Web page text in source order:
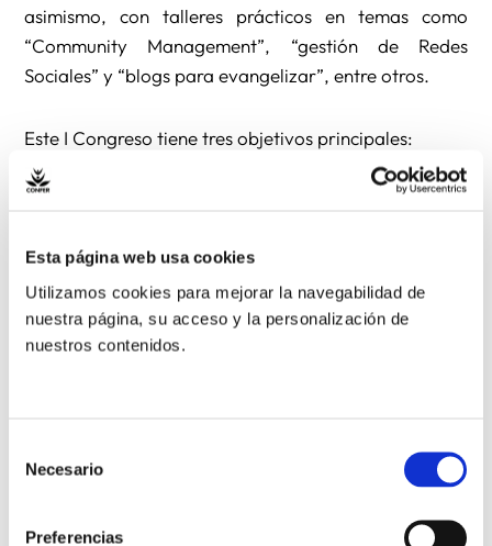
Esta página web usa cookies
Utilizamos cookies para mejorar la navegabilidad de
nuestra página, su acceso y la personalización de
nuestros contenidos.
Necesario
Preferencias
asimismo, con talleres prácticos en temas como
“Community Management”, “gestión de Redes
Sociales” y “blogs para evangelizar”, entre otros.
Este I Congreso tiene tres objetivos principales:
1) Crear comunidad entre los distintos grupos y
Continente Digital y celebrar juntos nuestra fe.
2) Reflexionar conjuntamente sobre la evangelización
en Internet.
debemos tener en cuenta a la hora de evangelizar en